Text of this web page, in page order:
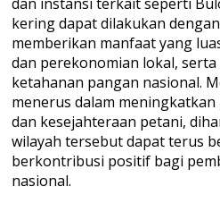
kering dapat dilakukan
memberikan manfaat yang
dan perekonomian lokal,
ketahanan pangan nasional.
menerus dalam
dan kesejahteraan petani,
wilayah tersebut dapat terus
berkontribusi positif bagi
nasional.